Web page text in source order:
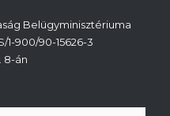
Belügyminisztériuma
1-900/90-15626-3
8-án